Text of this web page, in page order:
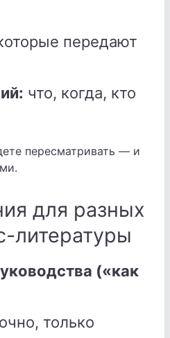
передают
что, когда, кто
пересматривать — и
для разных
литературы
(«как
только